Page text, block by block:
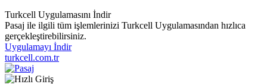
Turkcell Uygulamasını İndir
Pasaj ile ilgili tüm işlemlerinizi Turkcell Uygulamasından hızlıca
gerçekleştirebilirsiniz.
Uygulamayı İndir
turkcell.com.tr